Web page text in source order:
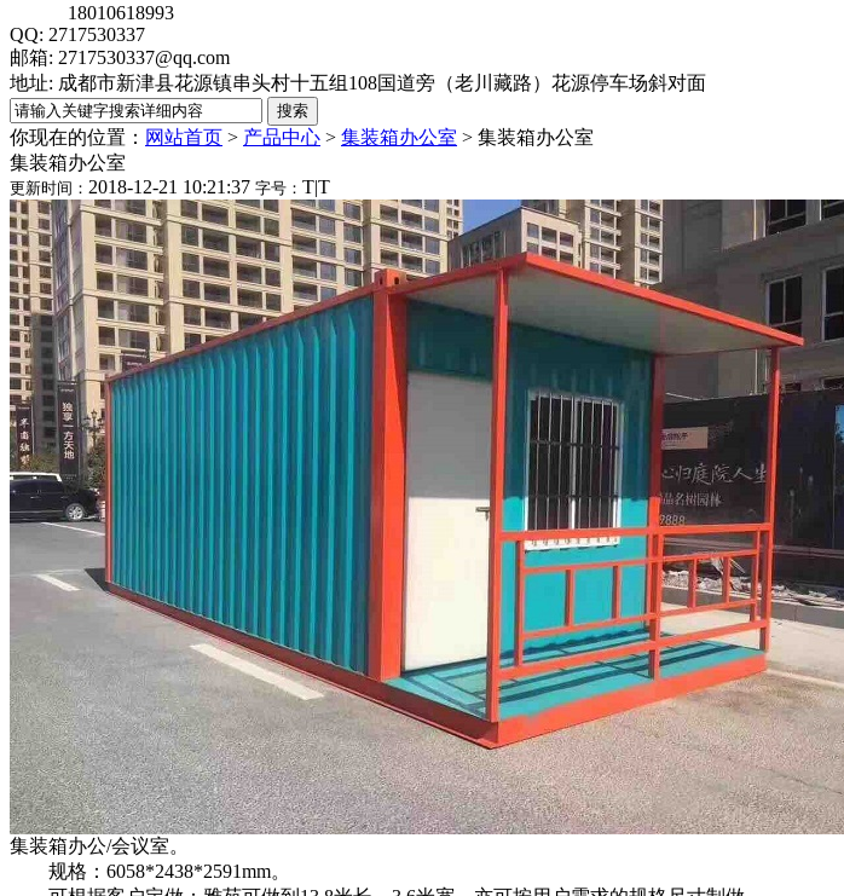
18010618993
QQ: 2717530337
邮箱: 2717530337@qq.com
地址: 成都市新津县花源镇串头村十五组108国道旁（老川藏路）花源停车场斜对面
你现在的位置： 网站首页 > 产品中心 > 集装箱办公室 > 集装箱办公室
集装箱办公室
更新时间： 2018-12-21 10:21:37 字号： T|T
集装箱办公/会议室。
规格：6058*2438*2591mm。